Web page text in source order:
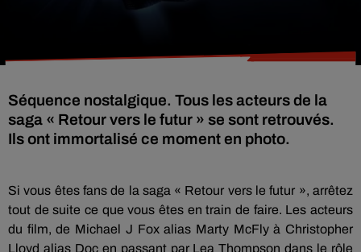
Séquence nostalgique. Tous les acteurs de la
saga « Retour vers le futur » se sont retrouvés.
Ils ont immortalisé ce moment en photo.
Si vous êtes fans de la saga « Retour vers le futur », arrêtez
tout de suite ce que vous êtes en train de faire. Les acteurs
du film, de Michael J Fox alias Marty McFly à Christopher
Lloyd alias Doc en passant par Lea Thompson dans le rôle